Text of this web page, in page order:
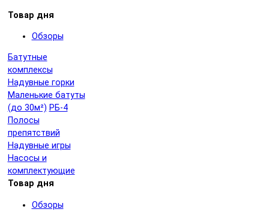
Товар дня
Обзоры
Батутные
комплексы
Надувные горки
Маленькие батуты
(до 30м²) РБ-4
Полосы
препятствий
Надувные игры
Насосы и
комплектующие
Товар дня
Обзоры